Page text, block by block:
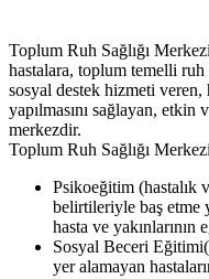
Toplum Ruh Sağlığı
hastalara, toplum temelli ruh
sosyal destek hizmeti veren,
yapılmasını sağlayan,
merkezdir.
Toplum Ruh Sağlığı
Psikoeğitim (hastalık
belirtileriyle baş etme
hasta ve yakınlarının
Sosyal Beceri
yer alamayan